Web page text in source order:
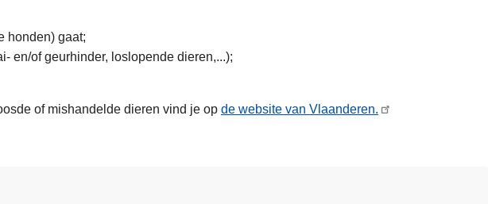
honden) gaat;
en/of geurhinder, loslopende dieren,...);
of mishandelde dieren vind je op de website van Vlaanderen.